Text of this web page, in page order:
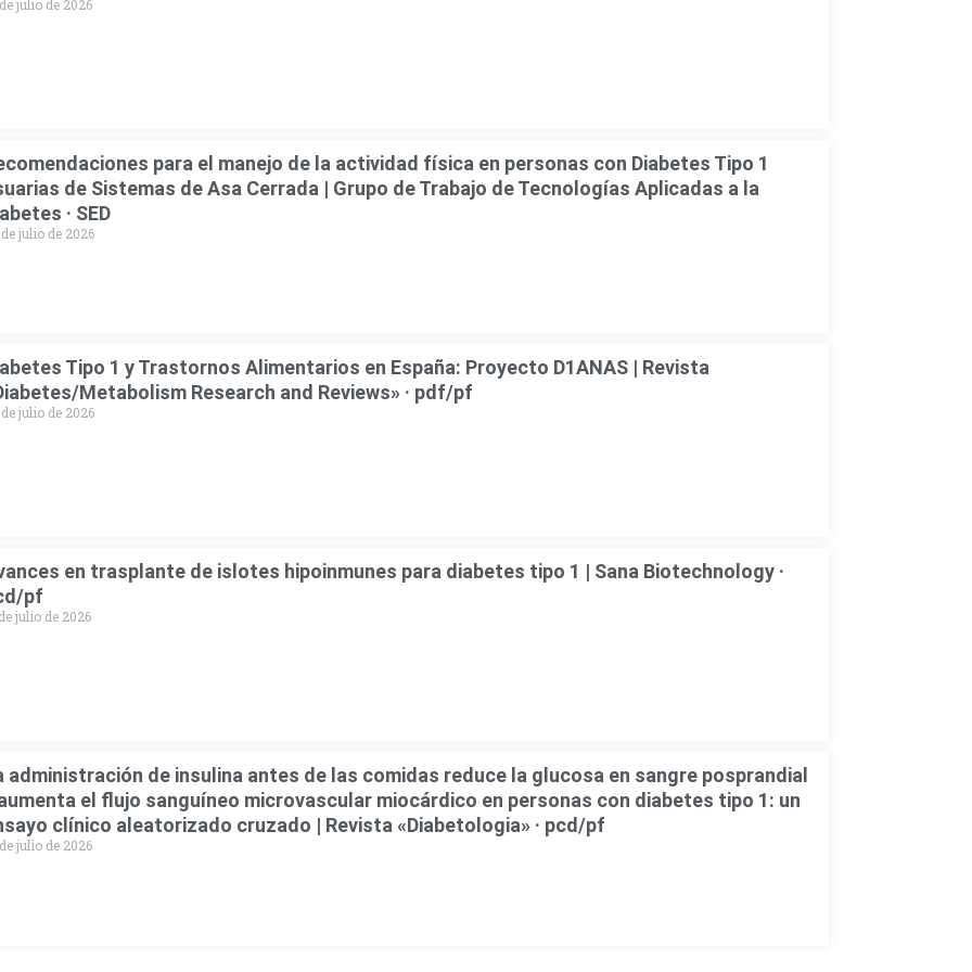
julio de 2026
para el manejo de la actividad física en personas con Diabetes Tipo 1
de Sistemas de Asa Cerrada | Grupo de Trabajo de Tecnologías Aplicadas a la
· SED
julio de 2026
Tipo 1 y Trastornos Alimentarios en España: Proyecto D1ANAS | Revista
Metabolism Research and Reviews» · pdf/pf
julio de 2026
en trasplante de islotes hipoinmunes para diabetes tipo 1 | Sana Biotechnology ·
pf
julio de 2026
administración de insulina antes de las comidas reduce la glucosa en sangre posprandial
el flujo sanguíneo microvascular miocárdico en personas con diabetes tipo 1: un
clínico aleatorizado cruzado | Revista «Diabetologia» · pcd/pf
julio de 2026